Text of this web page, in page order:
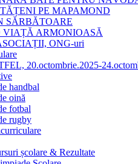
PE MAPAMOND
SĂRBĂTOARE
VIAȚĂ ARMONIOASĂ
ONG-uri
20.octombrie.2025-
handbal
oină
fotbal
rugby
școlare & Rezultate